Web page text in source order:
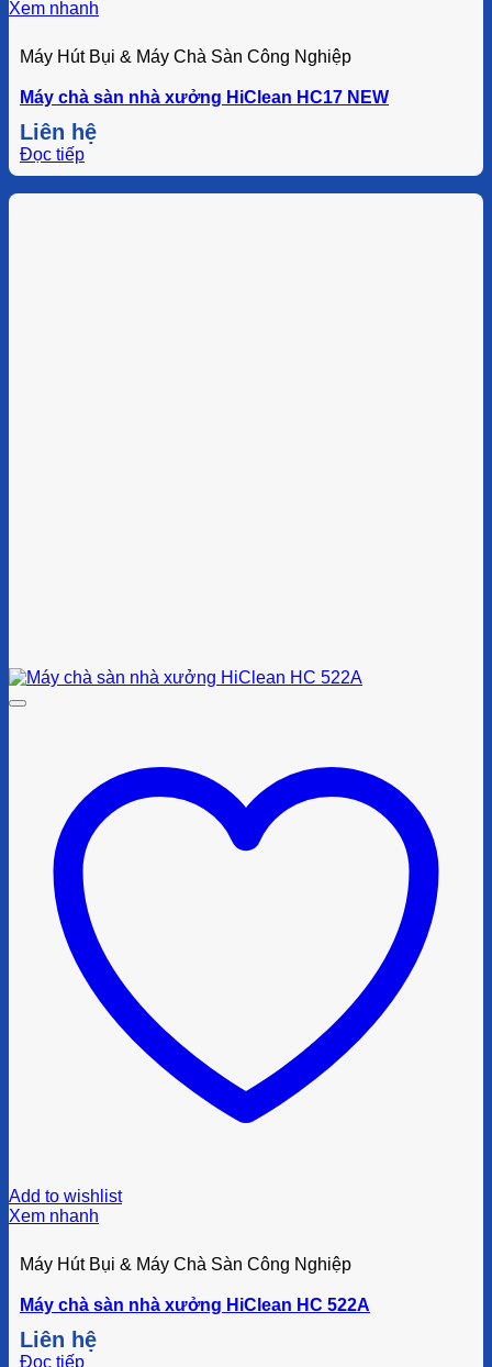
Xem nhanh
Máy Hút Bụi & Máy Chà Sàn Công Nghiệp
Máy chà sàn nhà xưởng HiClean HC17 NEW
Liên hệ
Đọc tiếp
Add to wishlist
Xem nhanh
Máy Hút Bụi & Máy Chà Sàn Công Nghiệp
Máy chà sàn nhà xưởng HiClean HC 522A
Liên hệ
Đọc tiếp